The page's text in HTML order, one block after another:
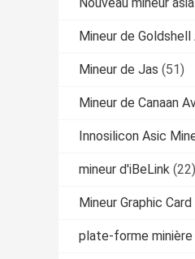
Mineur de Goldshell
Mineur de Jas (51)
Mineur de Canaan
Innosilicon Asic
mineur d'iBeLink (22)
Mineur Graphic Card
plate-forme minière